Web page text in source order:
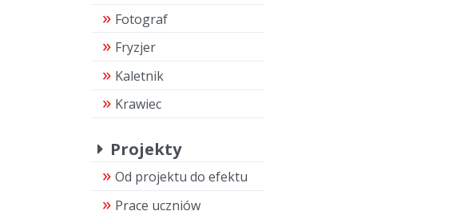
Fotograf
Fryzjer
Kaletnik
Krawiec
Projekty
Od projektu do efektu
Prace uczniów